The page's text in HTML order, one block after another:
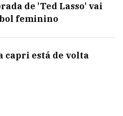
de 'Ted Lasso' vai
feminino
capri está de volta